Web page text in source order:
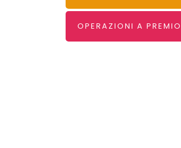
OPERAZIONI A PREMIO